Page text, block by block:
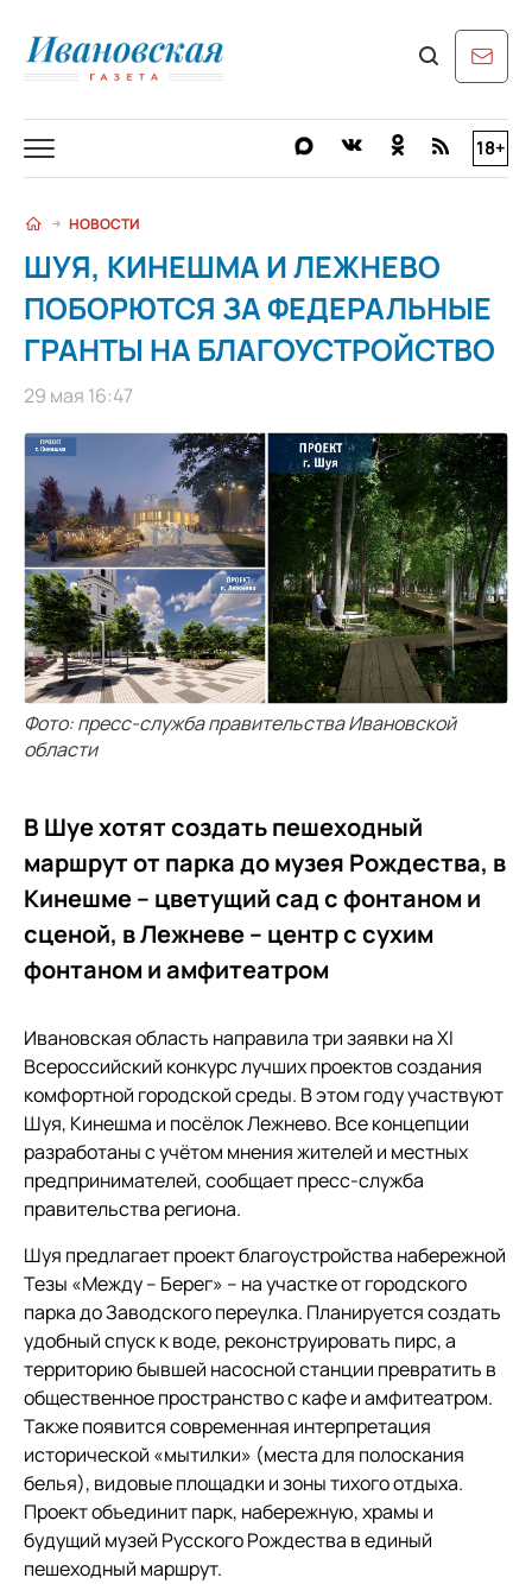
18+
НОВОСТИ
ШУЯ, КИНЕШМА И ЛЕЖНЕВО
ПОБОРЮТСЯ ЗА ФЕДЕРАЛЬНЫЕ
ГРАНТЫ НА БЛАГОУСТРОЙСТВО
29 мая 16:47
Фото: пресс-служба правительства Ивановской
области
В Шуе хотят создать пешеходный
маршрут от парка до музея Рождества, в
Кинешме – цветущий сад с фонтаном и
сценой, в Лежневе – центр с сухим
фонтаном и амфитеатром
Ивановская область направила три заявки на XI
Всероссийский конкурс лучших проектов создания
комфортной городской среды. В этом году участвуют
Шуя, Кинешма и посёлок Лежнево. Все концепции
разработаны с учётом мнения жителей и местных
предпринимателей, сообщает пресс-служба
правительства региона.
Шуя предлагает проект благоустройства набережной
Тезы «Между – Берег» – на участке от городского
парка до Заводского переулка. Планируется создать
удобный спуск к воде, реконструировать пирс, а
территорию бывшей насосной станции превратить в
общественное пространство с кафе и амфитеатром.
Также появится современная интерпретация
исторической «мытилки» (места для полоскания
белья), видовые площадки и зоны тихого отдыха.
Проект объединит парк, набережную, храмы и
будущий музей Русского Рождества в единый
пешеходный маршрут.